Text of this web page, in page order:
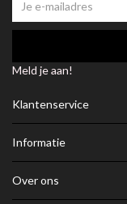
Meld je aan!
Klantenservice
Informatie
Over ons